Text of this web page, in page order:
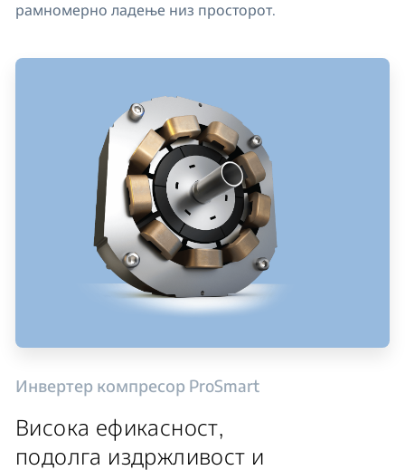
рамномерно ладење низ просторот.
Инвертер компресор ProSmart
Висока ефикасност,
подолга издржливост и